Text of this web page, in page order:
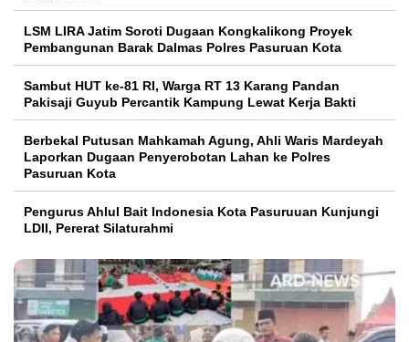
LSM LIRA Jatim Soroti Dugaan Kongkalikong Proyek
Pembangunan Barak Dalmas Polres Pasuruan Kota
Sambut HUT ke-81 RI, Warga RT 13 Karang Pandan
Pakisaji Guyub Percantik Kampung Lewat Kerja Bakti
Berbekal Putusan Mahkamah Agung, Ahli Waris Mardeyah
Laporkan Dugaan Penyerobotan Lahan ke Polres
Pasuruan Kota
Pengurus Ahlul Bait Indonesia Kota Pasuruuan Kunjungi
LDII, Pererat Silaturahmi